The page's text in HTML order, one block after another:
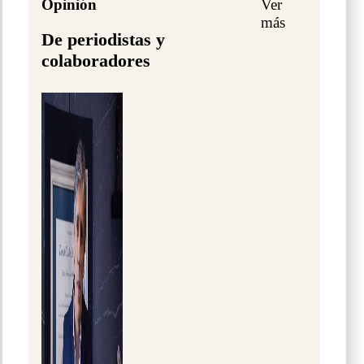
Opinión
De periodistas y
colaboradores
Ver
más